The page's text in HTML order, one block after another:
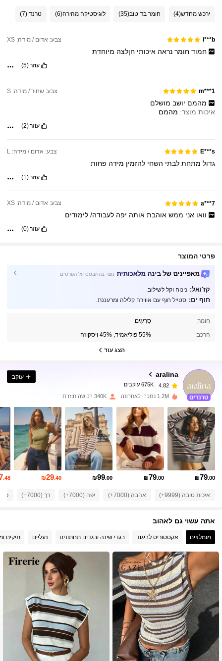
ירכש מחדש(4) חומר בד טוב(35) לוגיסטיקה מהירה(6) טרנדי(7)
i***b צבע: אדום / מידה: XS
חמוד חומר נראה איכותי חןלצה מיוחדת
עוזר(5)
m***1 צבע: שחור / מידה: S
מהמם יושב מושלם
איכות מוצר: מהמם
עוזר(2)
E***s צבע: אדום / מידה: L
גדול מתחתלבתי השחילהזמין מידה פחות
עוזר(1)
a***7 צבע: אדום / מידה: XS
וואו אני ממש אוהבת אותה יפה לעבודה/ לימודים
עוזר(0)
פרטי המוצר
מאפיינים של בינה מלאכותית נוצר בהתבסס על הפרטים
קז'ואל: נינוח וקל לשילוב.
חוף ים: סטייל חוף עם אווירה קלילה ומרעננת.
חומר: סְרִיגִים
הרכב: 55% פוליאמיד, 45% ויסקוזה
הצג עוד
aralina
4.82
675K עוקבים
c***8
שילםלפני יום אחד
4.82 675K עוקבים
4.82 675K עוקבים
4.82 675K עוקבים
4.82 675K עוקבים
4.82 675K עוקבים
4.82 675K עוקבים
עוקב
1.2M נמכרו לאחרונה 340K רכישה חוזרת
₪79.00
₪79.00
₪99.00
₪29.40
.48
איכות טובה (9999+) אהבה (7000+) יפה (7000+) רך (7000+) כמו
אתה עשוי גם לאהוב
מומלצים אקססוריס לביגוד בגדי שינה ובגדים תחתונים נעליים תיקים